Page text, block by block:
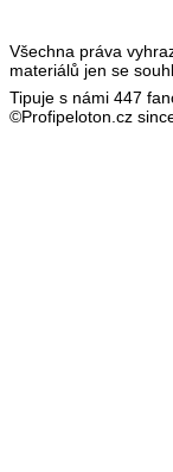
Všechna práva
materiálů jen se
Tipuje s námi 447
©Profipeloton.cz